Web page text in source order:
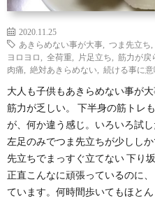
2020.11.25
あきらめない事が大事
つま先立ち
ヨロヨロ
全荷重 片足立ち 筋力が戻
肉痛
絶対あきらめない 続ける事に意
大人も子供もあきらめない事が
筋力が乏しい。 下半身の筋トレ
が、何か違う感じ。いろいろ試
左足のみでつま先立ちが少しし
先立ちでまっすぐ立てない 下り
正直こんなに頑張っているのに
ています。何時間歩いてもほと